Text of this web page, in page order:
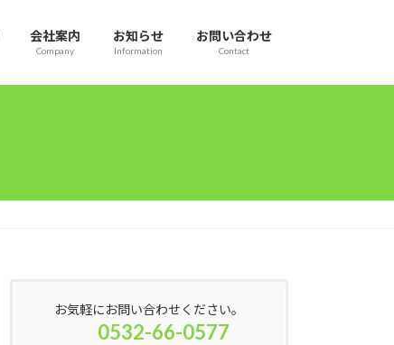
会社案内
Company
お知らせ
Information
お問い合わせ
Contact
お気軽にお問い合わせください。
0532-66-0577